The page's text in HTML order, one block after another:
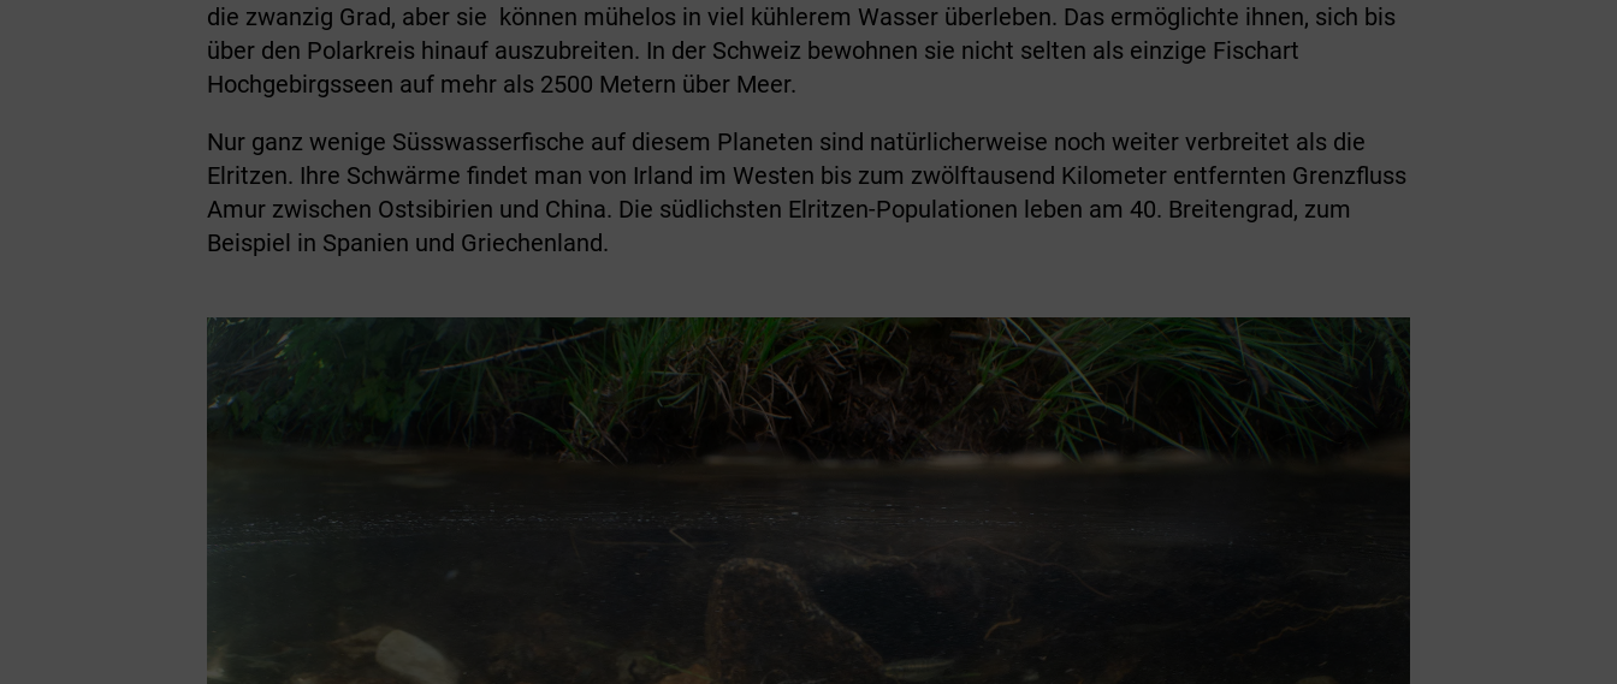
die zwanzig Grad, aber sie können mühelos in viel kühlerem Wasser überleben. Das ermöglichte ihnen, sich bis
über den Polarkreis hinauf auszubreiten. In der Schweiz bewohnen sie nicht selten als einzige Fischart
Hochgebirgsseen auf mehr als 2500 Metern über Meer.
Nur ganz wenige Süsswasserfische auf diesem Planeten sind natürlicherweise noch weiter verbreitet als die
Elritzen. Ihre Schwärme findet man von Irland im Westen bis zum zwölftausend Kilometer entfernten Grenzfluss
Amur zwischen Ostsibirien und China. Die südlichsten Elritzen-Populationen leben am 40. Breitengrad, zum
Beispiel in Spanien und Griechenland.